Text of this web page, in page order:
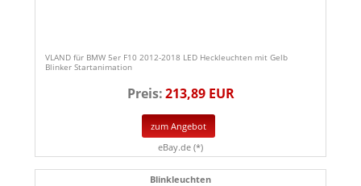
VLAND für BMW 5er F10 2012-2018 LED Heckleuchten mit Gelb
Blinker Startanimation
Preis:213,89 EUR
zum Angebot
eBay.de (*)
Blinkleuchten